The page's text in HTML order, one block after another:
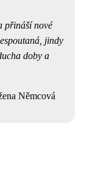
přináší nové
jindy
doby a
Němcová